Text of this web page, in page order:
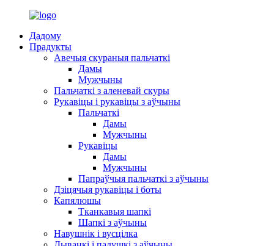
Дадому
Прадукты
Авечыя скураныя пальчаткі
Дамы
Мужчыны
Пальчаткі з аленевай скуры
Рукавіцы і рукавіцы з аўчыны
Пальчаткі
Дамы
Мужчыны
Рукавіцы
Дамы
Мужчыны
Папраўчыя пальчаткі з аўчыны
Дзіцячыя рукавіцы і боты
Капялюшы
Тканкавыя шапкі
Шапкі з аўчыны
Навушнік і вусцілка